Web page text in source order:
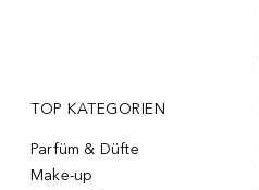
TOP KATEGORIEN
Parfüm & Düfte
Make-up